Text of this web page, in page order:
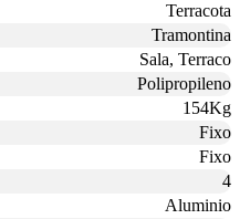
Terracota
Tramontina
Sala, Terraco
Polipropileno
154Kg
Fixo
Fixo
4
Aluminio